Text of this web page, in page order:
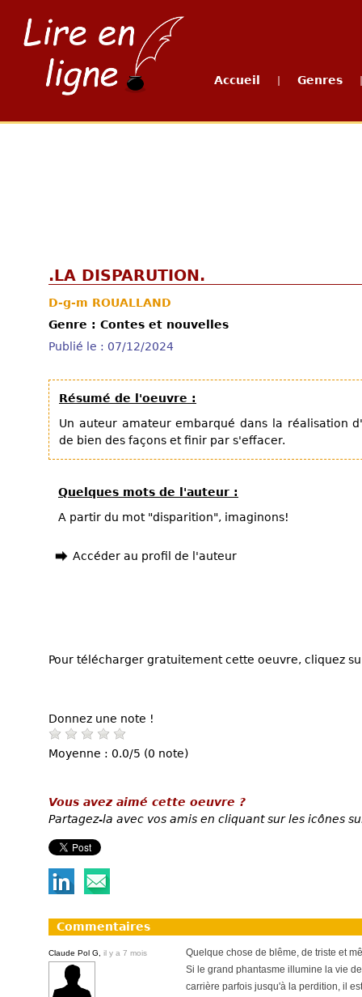
Accueil Genres
.LA DISPARUTION.
D-g-m ROUALLAND
Genre : Contes et nouvelles
Publié le : 07/12/2024
Résumé de l'oeuvre :
Un auteur amateur embarqué dans la réalisation
de bien des façons et finir par s'effacer.
Quelques mots de l'auteur :
A partir du mot "disparition", imaginons!
Accéder au profil de l'auteur
Pour télécharger gratuitement cette oeuvre, cliquez
Donnez une note !
Moyenne : 0.0/5 (0 note)
Vous avez aimé cette oeuvre ?
Partagez-la avec vos amis en cliquant sur les icônes
Commentaires
Claude Pol G, il y a 7 mois
Quelque chose de blême, de triste et
Si le grand phantasme illumine la vie
carrière parfois jusqu'à la perdition, il